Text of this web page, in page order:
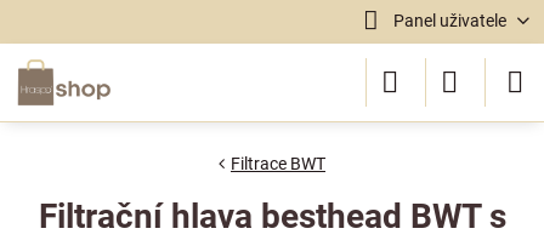
Panel uživatele
Filtrace BWT
Filtrační hlava besthead BWT s